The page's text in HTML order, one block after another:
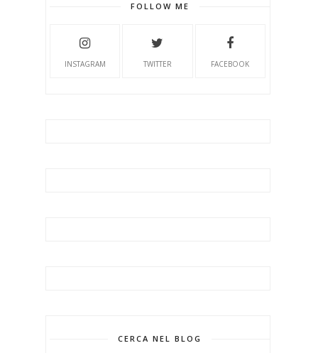
FOLLOW ME
INSTAGRAM TWITTER FACEBOOK
CERCA NEL BLOG